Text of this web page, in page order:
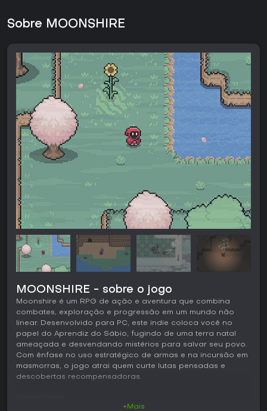
Sobre MOONSHIRE
MOONSHIRE - sobre o jogo
Moonshire é um RPG de ação e aventura que combina
combates, exploração e progressão em um mundo não
linear. Desenvolvido para PC, este indie coloca você no
papel do Aprendiz do Sábio, fugindo de uma terra natal
ameaçada e desvendando mistérios para salvar seu povo.
Com ênfase no uso estratégico de armas e na incursão em
masmorras, o jogo atrai quem curte lutas pensadas e
descobertas recompensadoras.
+Mais